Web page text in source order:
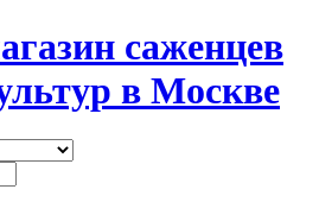
саженцев
в Москве